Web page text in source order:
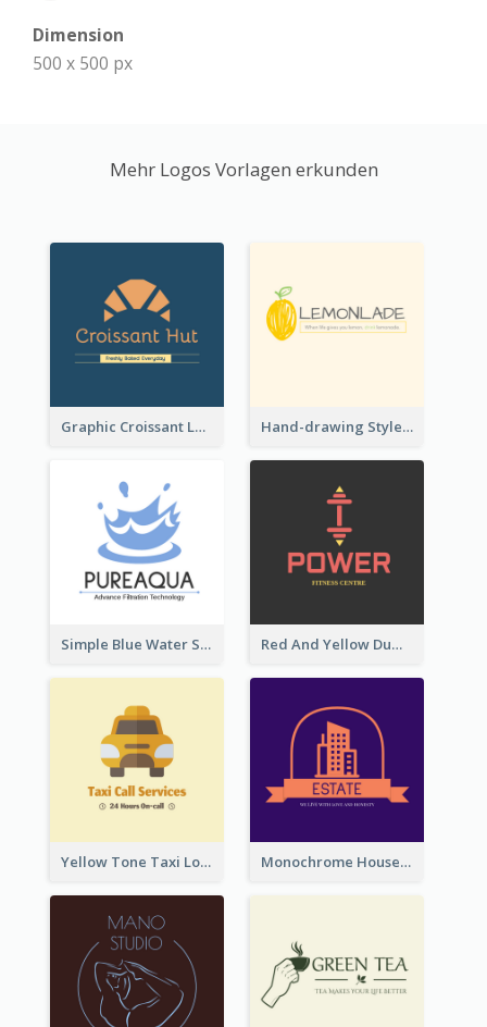
Dimension
500 x 500 px
Mehr Logos Vorlagen erkunden
Graphic Croissant Logo For Bakery Hand-drawing Style Fruit Logo
Simple Blue Water Splash Logo Red And Yellow Dumbbell Logo For Fitness Certre
Yellow Tone Taxi Logo For Calling Services Monochrome House Estate Logo